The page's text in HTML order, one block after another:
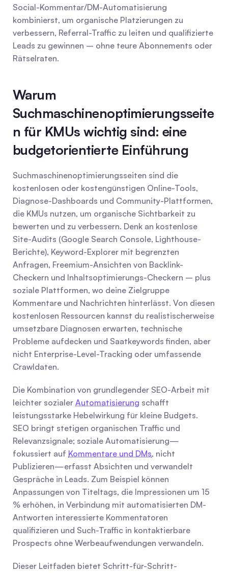
Social-Kommentar/DM-Automatisierung
kombinierst, um organische Platzierungen zu
verbessern, Referral-Traffic zu leiten und qualifizierte
Leads zu gewinnen – ohne teure Abonnements oder
Rätselraten.
Warum
Suchmaschinenoptimierungsseite
n für KMUs wichtig sind: eine
budgetorientierte Einführung
Suchmaschinenoptimierungsseiten sind die
kostenlosen oder kostengünstigen Online-Tools,
Diagnose-Dashboards und Community-Plattformen,
die KMUs nutzen, um organische Sichtbarkeit zu
bewerten und zu verbessern. Denk an kostenlose
Site-Audits (Google Search Console, Lighthouse-
Berichte), Keyword-Explorer mit begrenzten
Anfragen, Freemium-Ansichten von Backlink-
Checkern und Inhaltsoptimierungs-Checkern – plus
soziale Plattformen, wo deine Zielgruppe
Kommentare und Nachrichten hinterlässt. Von diesen
kostenlosen Ressourcen kannst du realistischerweise
umsetzbare Diagnosen erwarten, technische
Probleme aufdecken und Saatkeywords finden, aber
nicht Enterprise-Level-Tracking oder umfassende
Crawldaten.
Die Kombination von grundlegender SEO-Arbeit mit
leichter sozialer Automatisierung schafft
leistungsstarke Hebelwirkung für kleine Budgets.
SEO bringt stetigen organischen Traffic und
Relevanzsignale; soziale Automatisierung—
fokussiert auf Kommentare und DMs, nicht
Publizieren—erfasst Absichten und verwandelt
Gespräche in Leads. Zum Beispiel können
Anpassungen von Titeltags, die Impressionen um 15
% erhöhen, in Verbindung mit automatisierten DM-
Antworten interessierte Kommentatoren
qualifizieren und Such-Traffic in kontaktierbare
Prospects ohne Werbeaufwendungen verwandeln.
Dieser Leitfaden bietet Schritt-für-Schritt-